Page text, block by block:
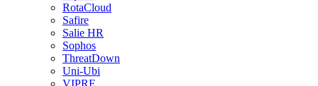
RotaCloud
Safire
Salie HR
Sophos
ThreatDown
Uni-Ubi
VIPRE